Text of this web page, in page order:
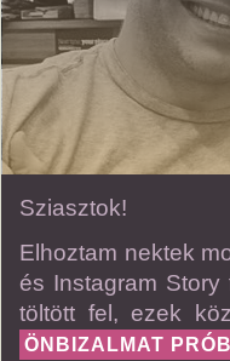
Sziasztok!
Elhoztam nektek
és Instagram
töltött fel, ezek
ÖNBIZALMAT